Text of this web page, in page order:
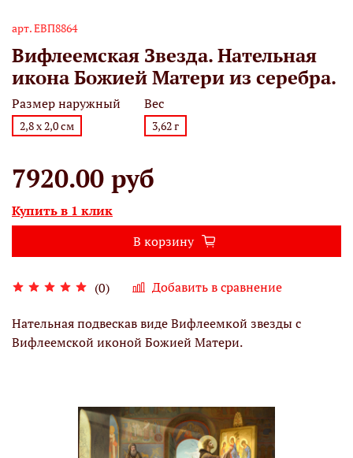
арт.ЕВП8864
Вифлеемская Звезда. Нательная
икона Божией Матери из серебра.
(0) Добавить в сравнение
Размер наружный
2,8 х 2,0 см
Вес
3,62 г
7920.00 руб
Купить в 1 клик
В корзину
Нательная подвескав виде Вифлеемкой звезды с
Вифлеемской иконой Божией Матери.